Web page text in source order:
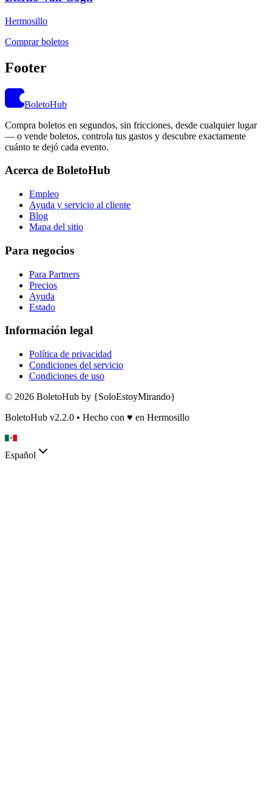
Hermosillo
Comprar boletos
Footer
BoletoHub
Compra boletos en segundos, sin fricciones, desde cualquier lugar
— o vende boletos, controla tus gastos y descubre exactamente
cuánto te dejó cada evento.
Acerca de BoletoHub
Empleo
Ayuda y servicio al cliente
Blog
Mapa del sitio
Para negocios
Para Partners
Precios
Ayuda
Estado
Información legal
Política de privacidad
Condiciones del servicio
Condiciones de uso
© 2026 BoletoHub by {SoloEstoyMirando}
BoletoHub v2.2.0 • Hecho con ♥ en Hermosillo
Español